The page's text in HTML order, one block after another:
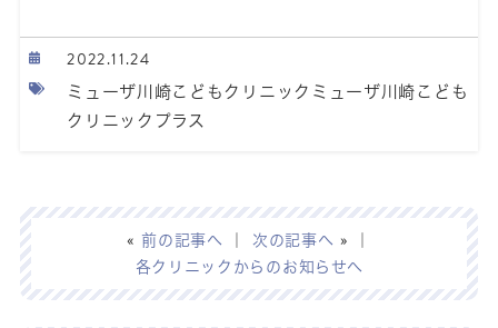
2022.11.24
ミューザ川崎こどもクリニックミューザ川崎こども
クリニックプラス
«前の記事へ 次の記事へ » ｜
各クリニックからのお知らせへ